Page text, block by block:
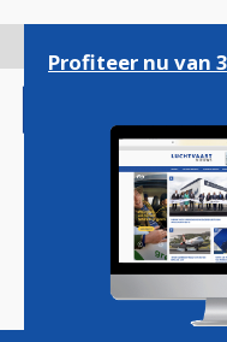
gaan
Magazine
Profiteer nu van